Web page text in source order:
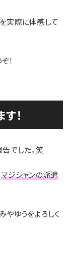
実際に体感して
！
！
でした。笑
マジシャンの派遣
やゆうをよろしく